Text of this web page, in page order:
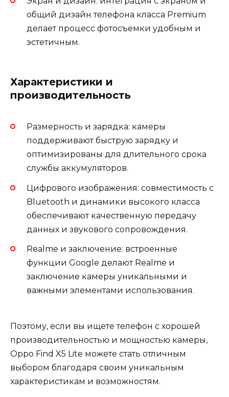
общий дизайн телефона класса Premium
делает процесс фотосъемки удобным и
эстетичным.
Характеристики и
производительность
Размерность и зарядка: камеры
поддерживают быструю зарядку и
оптимизированы для длительного срока
службы аккумуляторов.
Цифрового изображения: совместимость с
Bluetooth и динамики высокого класса
обеспечивают качественную передачу
данных и звукового сопровождения.
Realme и заключение: встроенные
функции Google делают Realme и
заключение камеры уникальными и
важными элементами использования.
Поэтому, если вы ищете телефон с хорошей
производительностью и мощностью камеры,
Oppo Find X5 Lite можете стать отличным
выбором благодаря своим уникальным
характеристикам и возможностям.